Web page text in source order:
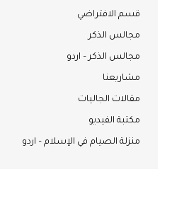
قسم الافتراضي
مجالس الذكر
مجالس الذكر – اردو
مشاريعنا
مقالات الجاليات
مكتبة الفيديو
منزلة الصيام في الإسلام – اردو